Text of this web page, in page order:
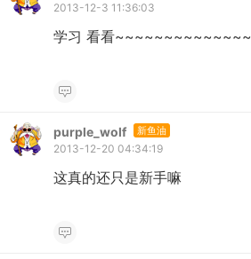
2013-12-3 11:36:03
学习 看看~~~~~~~~~~~~~~
purple_wolf 新鱼油
2013-12-20 04:34:19
这真的还只是新手嘛